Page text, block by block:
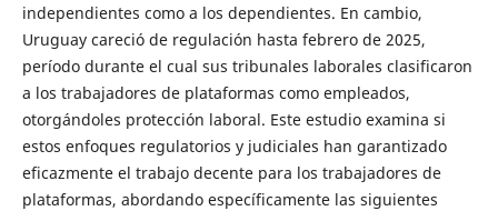
independientes como a los dependientes. En cambio,
Uruguay careció de regulación hasta febrero de 2025,
período durante el cual sus tribunales laborales clasificaron
a los trabajadores de plataformas como empleados,
otorgándoles protección laboral. Este estudio examina si
estos enfoques regulatorios y judiciales han garantizado
eficazmente el trabajo decente para los trabajadores de
plataformas, abordando específicamente las siguientes